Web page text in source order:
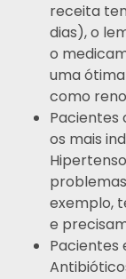
receita
dias), o
o
uma
como
Pacientes
os mais
exemplo,
e